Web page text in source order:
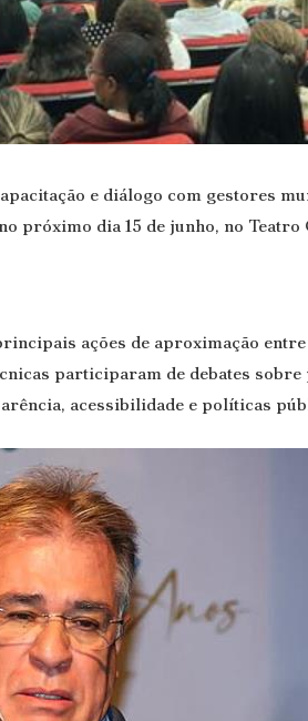
e diálogo com gestores
próximo dia 15 de junho, no Teatro
ações de aproximação
participaram de debates
acessibilidade e políticas